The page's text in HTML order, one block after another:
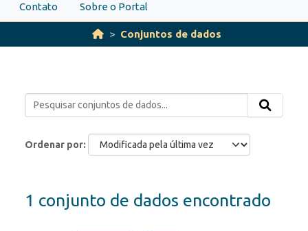
Contato Sobre o Portal
Conjuntos de dados
Ordenar por
1 conjunto de dados encontrado